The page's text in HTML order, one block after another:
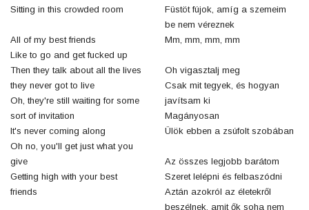
Sitting in this crowded room
All of my best friends
Like to go and get fucked up
Then they talk about all the lives
they never got to live
Oh, they're still waiting for some
sort of invitation
It's never coming along
Oh no, you'll get just what you
give
Getting high with your best
friends
Füstöt fújok, amíg a szemeim
be nem véreznek
Mm, mm, mm, mm
Oh vigasztalj meg
Csak mit tegyek, és hogyan
javítsam ki
Magányosan
Ülök ebben a zsúfolt szobában
Az összes legjobb barátom
Szeret lelépni és felbaszódni
Aztán azokról az életekről
beszélnek, amit ők soha nem